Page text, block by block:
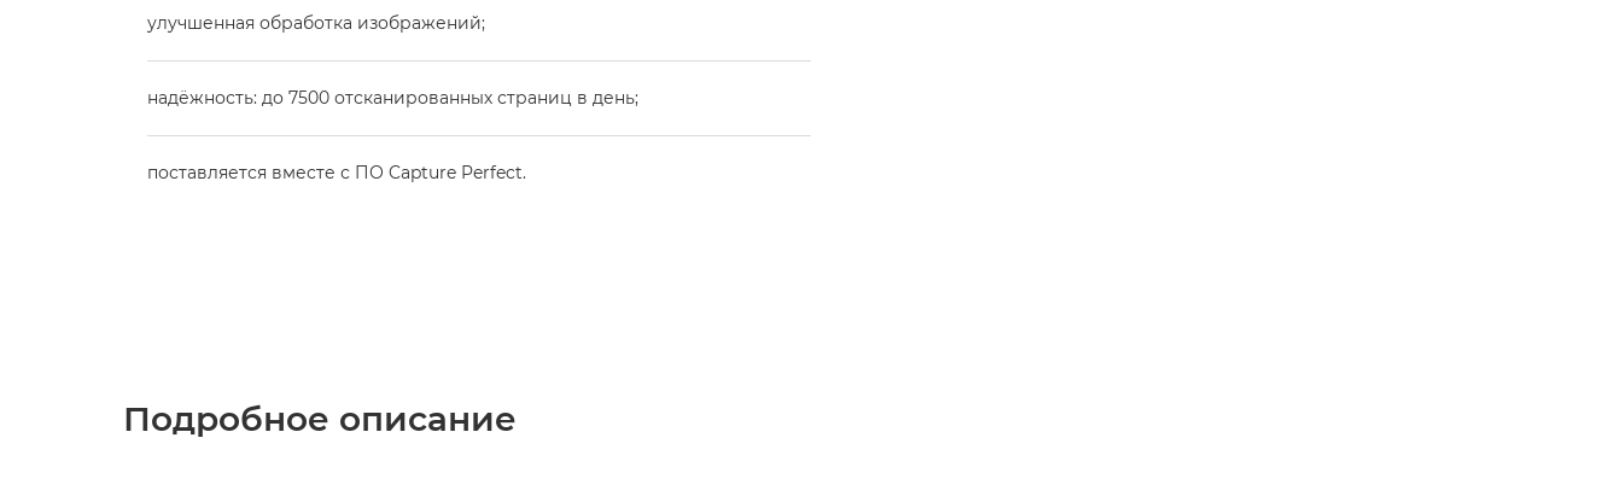
улучшенная обработка изображений;
надёжность: до 7500 отсканированных страниц в день;
поставляется вместе с ПО Capture Perfect.
Подробное описание